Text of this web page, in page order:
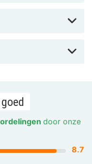
door onze
8.7